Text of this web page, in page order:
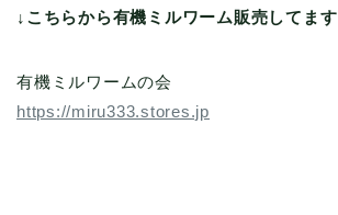
↓こちらから有機ミルワーム販売してます
有機ミルワームの会
https://miru333.stores.jp